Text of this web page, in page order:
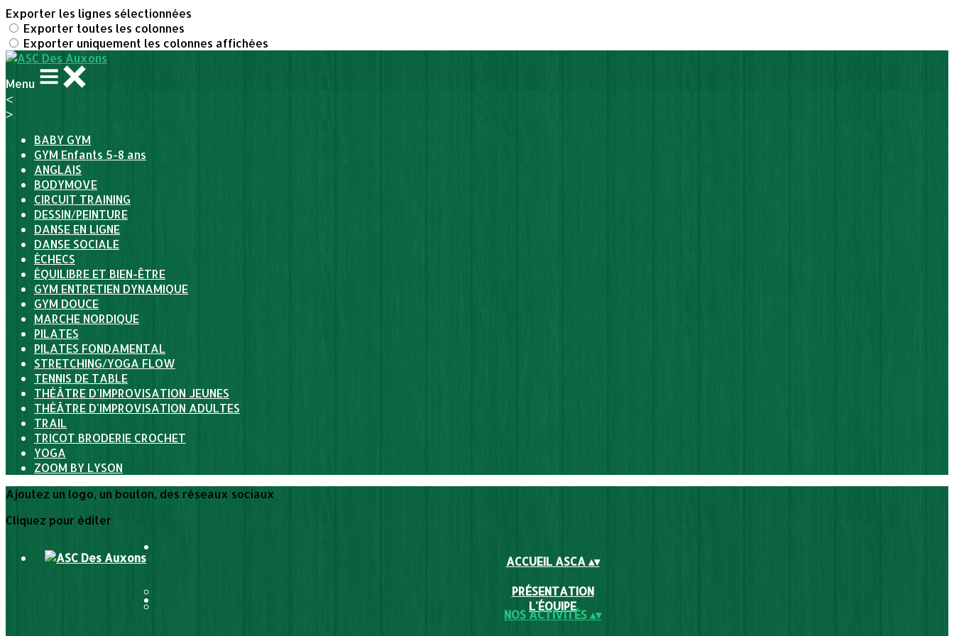
Exporter les lignes sélectionnées
Exporter toutes les colonnes
Exporter uniquement les colonnes affichées
Menu
<
>
BABY GYM
GYM Enfants 5-8 ans
ANGLAIS
BODYMOVE
CIRCUIT TRAINING
DESSIN/PEINTURE
DANSE EN LIGNE
DANSE SOCIALE
ÉCHECS
ÉQUILIBRE ET BIEN-ÊTRE
GYM ENTRETIEN DYNAMIQUE
GYM DOUCE
MARCHE NORDIQUE
PILATES
PILATES FONDAMENTAL
STRETCHING/YOGA FLOW
TENNIS DE TABLE
THÉÂTRE D'IMPROVISATION JEUNES
THÉÂTRE D'IMPROVISATION ADULTES
TRAIL
TRICOT BRODERIE CROCHET
YOGA
ZOOM BY LYSON
Ajoutez un logo, un bouton, des réseaux sociaux
Cliquez pour éditer
ACCUEIL ASCA▴▾
PRÉSENTATION
L'ÉQUIPE
NOS ACTIVITÉS▴▾